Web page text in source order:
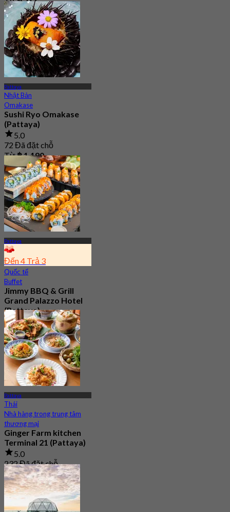
Pattaya
Nhật Bản
Omakase
Sushi Ryo Omakase
(Pattaya)
5.0
72 Đã đặt chỗ
Từ฿ 1,190
Pattaya
Đến 4 Trả 3
Quốc tế
Buffet
Jimmy BBQ & Grill
Grand Palazzo Hotel
(Pattaya)
4.1
308 Đã đặt chỗ
Từ฿ 599.25
Pattaya
Thái
Nhà hàng trong trung tâm
thương mại
Ginger Farm kitchen
Terminal 21 (Pattaya)
5.0
232 Đã đặt chỗ
Từ฿ 622.5